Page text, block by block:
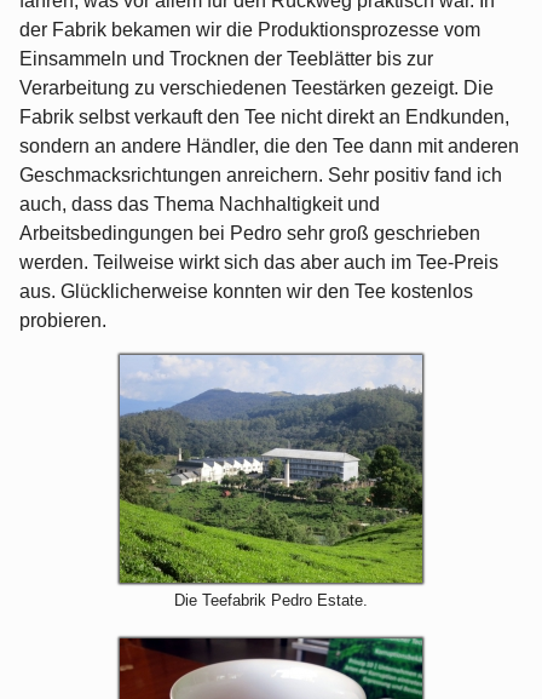
der Fabrik bekamen wir die Produktionsprozesse vom
Einsammeln und Trocknen der Teeblätter bis zur
Verarbeitung zu verschiedenen Teestärken gezeigt. Die
Fabrik selbst verkauft den Tee nicht direkt an Endkunden,
sondern an andere Händler, die den Tee dann mit anderen
Geschmacksrichtungen anreichern. Sehr positiv fand ich
auch, dass das Thema Nachhaltigkeit und
Arbeitsbedingungen bei Pedro sehr groß geschrieben
werden. Teilweise wirkt sich das aber auch im Tee-Preis
aus. Glücklicherweise konnten wir den Tee kostenlos
probieren.
Die Teefabrik Pedro Estate.